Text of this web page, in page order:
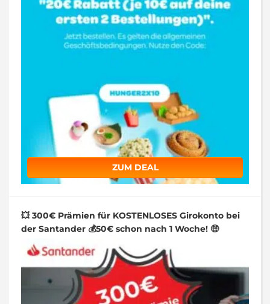
ZUM DEAL
💥 300€ Prämien für KOSTENLOSES Girokonto bei
der Santander 💰50€ schon nach 1 Woche! 🤑